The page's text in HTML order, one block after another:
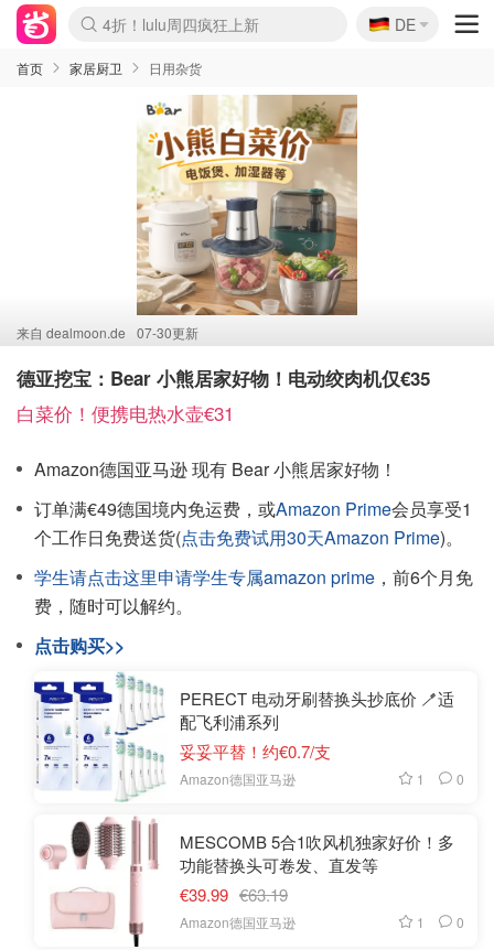
Boticinal 夏促开抢！
4折！lulu周四疯狂上新
还没结束！&OtherStories大促
Joybuy变相75折 随时失效
速领！Stanley独家85折
疑似霸哥！Camper额外叠85折
Zalando 奥莱闪促！每日更新
Moncler反季囤！5折起+叠9折
Coach Brooklyn仅€192
🇩🇪
DE
首页 家居厨卫 日用杂货
来自 dealmoon.de 07-30更新
德亚挖宝：Bear 小熊居家好物！电动绞肉机仅€35
白菜价！便携电热水壶€31
Amazon德国亚马逊 现有 Bear 小熊居家好物！
订单满€49德国境内免运费，或Amazon Prime会员享受1
个工作日免费送货(点击免费试用30天Amazon Prime)。
学生请点击这里申请学生专属amazon prime ，前6个月免
费，随时可以解约。
点击购买>>
PERECT 电动牙刷替换头抄底价 🪥适
配飞利浦系列
妥妥平替！约€0.7/支
Amazon德国亚马逊 1 0
MESCOMB 5合1吹风机独家好价！多
功能替换头可卷发、直发等
€39.99 €63.19
Amazon德国亚马逊 1 0